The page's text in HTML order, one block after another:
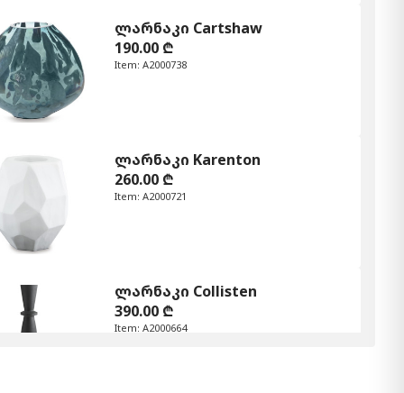
ლარნაკი Cartshaw
190.00 ₾
Item: A2000738
ლარნაკი Karenton
260.00 ₾
Item: A2000721
ლარნაკი Collisten
390.00 ₾
Item: A2000664